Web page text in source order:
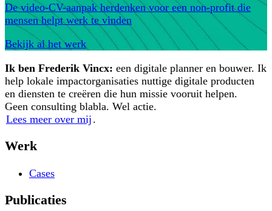
De video-CV-aanpak herdenken voor een non-profit die
mensen helpt werk te vinden
Bekijk al het werk
Ik ben Frederik Vincx: een digitale planner en bouwer. Ik
help lokale impactorganisaties nuttige digitale producten
en diensten te creëren die hun missie vooruit helpen.
Geen consulting blabla. Wel actie.
Lees meer over mij .
Werk
Cases
Publicaties